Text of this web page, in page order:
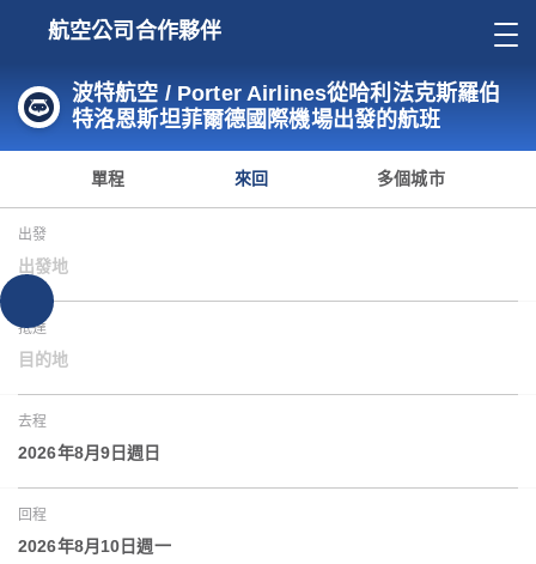
航空公司合作夥伴
波特航空 / Porter Airlines從哈利法克斯羅伯
特洛恩斯坦菲爾德國際機場出發的航班
單程 來回 多個城市
出發
出發地
抵達
目的地
去程
2026年8月9日週日
回程
2026年8月10日週一